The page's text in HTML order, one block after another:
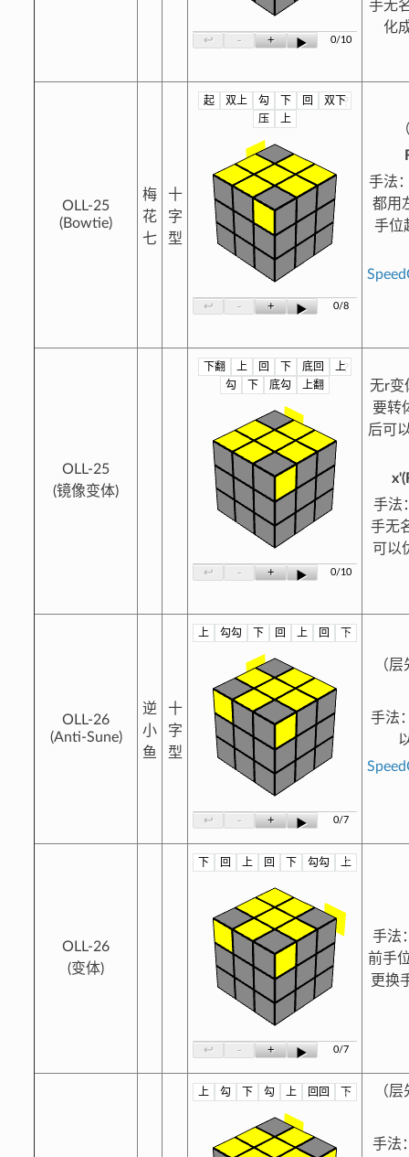
↩ - + ▶ 0/10
手无
化
OLL-25
(Bowtie)
梅
花
七
十
字
型
起 双上 勾 下 回
双下
压
上
?
↩ - + ▶ 0/8
手法
都用
手位
OLL-25
(镜像变体)
下翻 上 回 下 底回
上
勾
下 底勾 上翻
?
↩ - + ▶ 0/10
无r变
要转
后可
手法
手无
可以
OLL-26
(Anti-Sune)
逆
小
鱼
十
字
型
上 勾勾 下 回 上 回 下
?
↩ - + ▶ 0/7
（
手法
OLL-26
(变体)
下 回 上 回 下 勾勾 上
?
↩ - + ▶ 0/7
手法
前手
更换
上 勾 下 勾 上 回回 下
? （
手法